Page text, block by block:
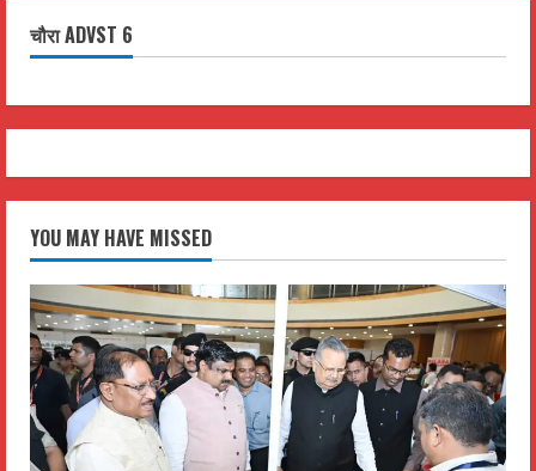
चौरा ADVST 6
YOU MAY HAVE MISSED